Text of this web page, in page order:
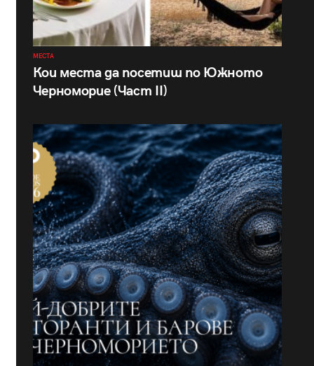
МЕСТА
Кои места да посетиш по Южното
Черноморие (Част II)